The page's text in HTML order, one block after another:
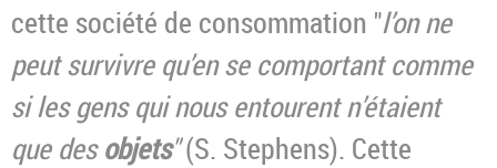
cette société de consommation "l’on ne
peut survivre qu’en se comportant comme
si les gens qui nous entourent n’étaient
que desobjets"(S. Stephens). Cette